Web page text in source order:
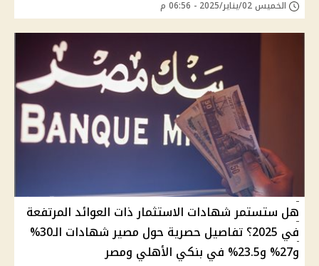
الخميس 02/يناير/2025 - 06:56 م
هل ستستمر شهادات الاستثمار ذات العوائد المرتفعة
في 2025؟ تفاصيل حصرية حول مصير شهادات الـ30%
و27% و23.5% في بنكي الأهلي ومصر